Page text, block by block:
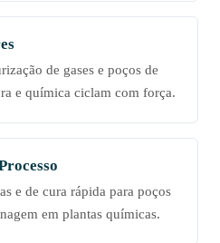
de gases e poços de
e química ciclam com força.
e de cura rápida para poços
em plantas químicas.